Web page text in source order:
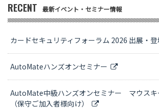
RECENT 最新イベント・セミナー情報
カードセキュリティフォーラム 2026 出展・
AutoMateハンズオンセミナー
AutoMate中級ハンズオンセミナー マウスキ
（保守ご加入者様向け）